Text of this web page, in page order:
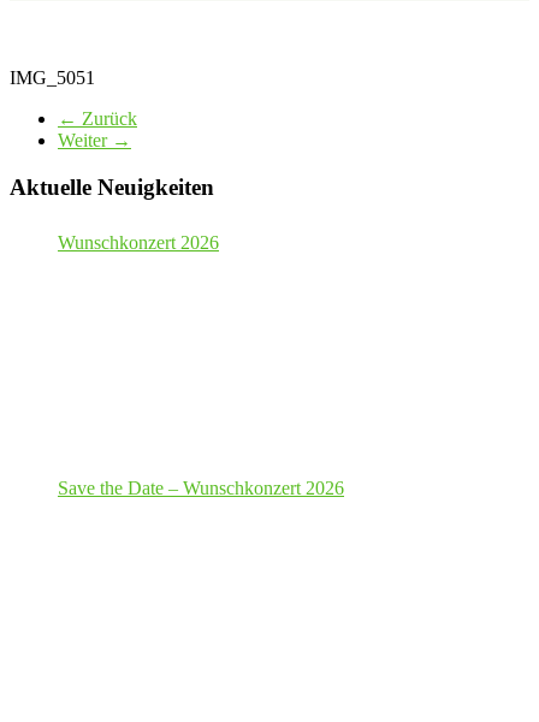
IMG_5051
← Zurück
Weiter →
Aktuelle Neuigkeiten
Wunschkonzert 2026
Save the Date – Wunschkonzert 2026